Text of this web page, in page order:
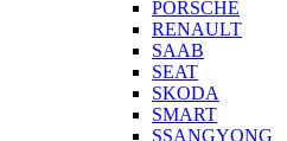
PORSCHE
RENAULT
SAAB
SEAT
SKODA
SMART
SSANGYONG